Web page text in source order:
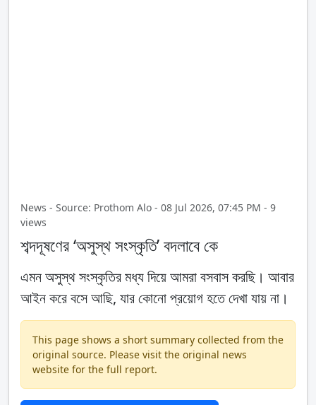
News - Source: Prothom Alo - 08 Jul 2026, 07:45 PM - 9
views
শব্দদূষণের ‘অসুস্থ সংস্কৃতি’ বদলাবে কে
এমন অসুস্থ সংস্কৃতির মধ্য দিয়ে আমরা বসবাস করছি। আবার
আইন করে বসে আছি, যার কোনো প্রয়োগ হতে দেখা যায় না।
This page shows a short summary collected from the
original source. Please visit the original news
website for the full report.